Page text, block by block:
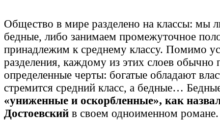
Общество в мире разделено на классы: мы
бедные, либо занимаем промежуточное
принадлежим к среднему классу. Помимо
разделения, каждому из этих слоев обычно
определенные черты: богатые обладают
стремится средний класс, а бедные…
«униженные и оскорбленные», как
Достоевский в своем одноименном романе.